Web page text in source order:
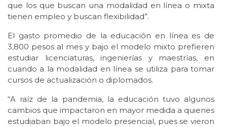
que los que buscan una modalidad en línea o mixta
tienen empleo y buscan flexibilidad”.
El gasto promedio de la educación en línea es de
3,800 pesos al mes y bajo el modelo mixto prefieren
estudiar licenciaturas, ingenierías y maestrías, en
cuando a la modalidad en línea se utiliza para tomar
cursos de actualización o diplomados.
“A raíz de la pandemia, la educación tuvo algunos
cambios que impactaron en mayor medida a quienes
estudiaban bajo el modelo presencial, pues se vieron